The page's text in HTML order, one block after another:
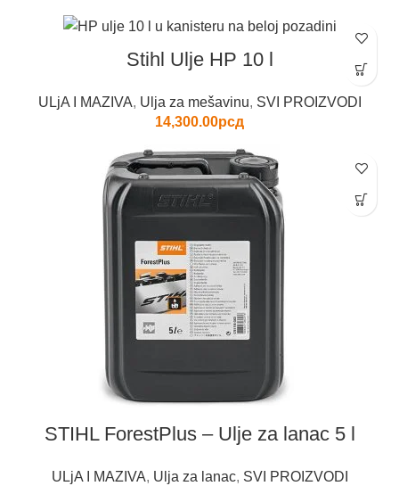
Stihl Ulje HP 10 l
ULjA I MAZIVA, Ulja za mešavinu, SVI PROIZVODI
14,300.00рсд
STIHL ForestPlus – Ulje za lanac 5 l
ULjA I MAZIVA, Ulja za lanac, SVI PROIZVODI